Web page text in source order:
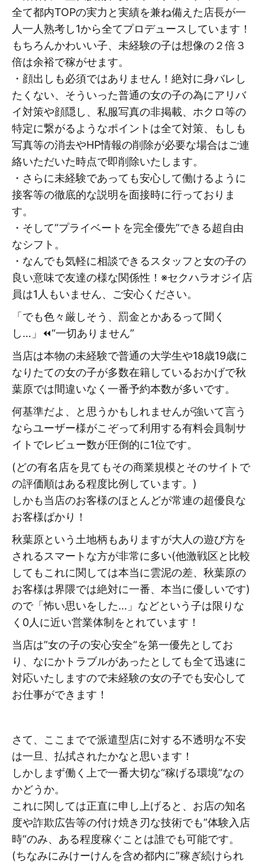
全て都内TOPの実力と実績を兼ね備えた店長が一
人一人熟考し1から全てプロデュースしています！
もちろんかわいい子、未経験の子は想像の２倍３
倍は余裕で稼がせます。
・顔出しも必須ではありません！絶対に身バレし
たくない、そういった普通の女の子の為にアリバ
イ対策や顔隠し、私服写真の非掲載、ホクロ等の
特定に繋がるようなポイントは全て対策、もしも
写真等の消去やHP情報の削除が必要な場合はご連
絡いただいた時点で即削除いたします。
・さらに未経験であっても安心して働けるように
接客等の徹底的な説明を面接時に行っておりま
す。
・そして“プライベートを完全優先”できる超自由
なシフト。
・なんでも気軽に相談できるスタッフと女の子の
良い意味で友達の様な関係性！※セクハラオジイ店
員は1人もいません、ご安心ください。
「でも色々厳しそう、罰金とかあるって聞く
し…」⏪“一切ありません”
当店は本物の未経験で普通の大学生や18歳19歳に
なりたての女の子が多数在籍しているおかげで秋
葉原では間違いなく一番予約本数が多いです。
何基準だよ、と思うかもしれませんが強いて言う
ならユーザー様がこぞって利用する有料会員制サ
イトでレビュー数が圧倒的に1位です。
(どの有名店を見てもその商業規模とそのサイトで
の評価順はある程度比例しています。)
しかも当店のお客様のほとんどが常連の超優良な
お客様ばかり！
秋葉原という土地柄もありますが大人の遊び方を
されるスマートな方が非常に多い(他激戦区と比較
してもこれに関しては本当に雲泥の差、秋葉原の
お客様は界隈では絶対に一番、本当に優しいです)
ので「怖い思いをした…」などという子は限りな
く0人に近い営業体制をとれています！
当店は”女の子の安心安全“を第一優先としてお
り、なにかトラブルがあったとしても全て迅速に
対応いたしますので未経験の女の子でも安心して
お仕事ができます！
さて、ここまでで派遣型店に対する不透明な不安
は一旦、払拭されたかなと思います！
しかしまず働く上で一番大切な“稼げる環境”なの
かどうか。
これに関しては正直に申し上げると、お店の知名
度や詐欺広告等の付け焼き刃な技術でも”体験入店
時“のみ、ある程度稼ぐことは誰でも可能です。
(ちなみにみけーけんを含め都内に”稼ぎ続けられ